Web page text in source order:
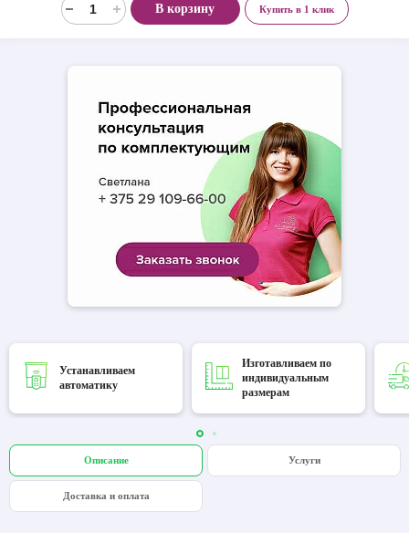
В корзину Купить в 1 клик
Устанавливаем
автоматику
Изготавливаем по
индивидуальным
размерам
Описание Услуги
Доставка и оплата